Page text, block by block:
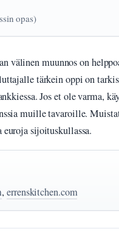
opas)
välinen muunnos on
tärkein oppi on
Jos et ole varma,
muille tavaroille.
sijoituskullassa.
,errenskitchen.com